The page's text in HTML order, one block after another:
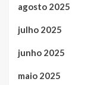
agosto 2025
julho 2025
junho 2025
maio 2025